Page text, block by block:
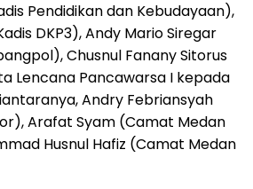
Pendidikan dan Kebudayaan),
DKP3), Andy Mario Siregar
Chusnul Fanany Sitorus
Lencana Pancawarsa I kepada
Andry Febriansyah
Arafat Syam (Camat Medan
Husnul Hafiz (Camat Medan